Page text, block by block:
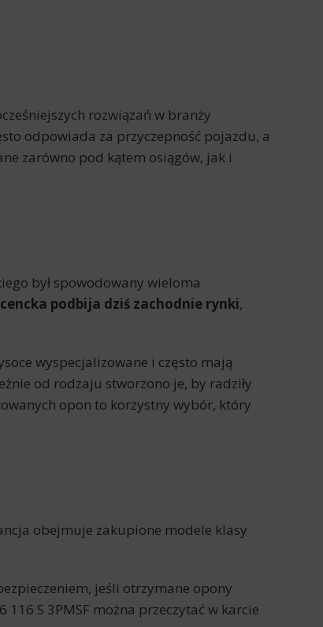
rozwiązań w branży
odpowiada za przyczepność pojazdu, a
zarówno pod kątem osiągów, jak i
był spowodowany wieloma
podbija dziś zachodnie rynki,
wyspecjalizowane i często mają
od rodzaju stworzono je, by radziły
opon to korzystny wybór, który
obejmuje zakupione modele klasy
jeśli otrzymane opony
S 3PMSF można przeczytać w karcie